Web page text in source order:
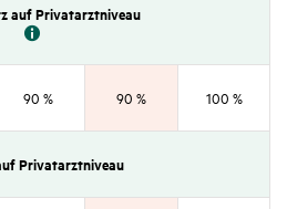
auf Privat­arzt­ni­veau
90 % 90 % 100 %
Privat­arzt­ni­veau